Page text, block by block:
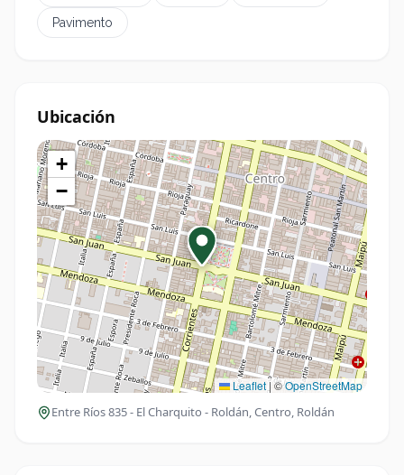
Pavimento
Ubicación
+
−
Leaflet |©OpenStreetMap
Entre Ríos 835 - El Charquito - Roldán, Centro, Roldán